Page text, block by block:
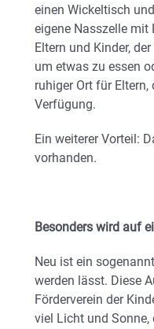
einen Wickeltisch
eigene Nasszelle mit
Eltern und Kinder,
um etwas zu essen
ruhiger Ort für
Verfügung.
Ein weiterer Vorteil:
vorhanden.
Besonders wird auf
Neu ist ein
werden lässt. Diese
Förderverein der
viel Licht und Sonne,